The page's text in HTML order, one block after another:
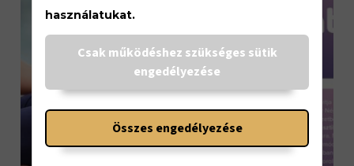
használatukat.
Csak működéshez szükséges sütik
engedélyezése
Összes engedélyezése